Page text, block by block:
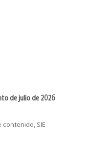
de julio de 2026
SIE